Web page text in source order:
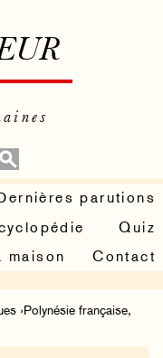
parutions
Quiz
maison Contact
›Polynésie française,